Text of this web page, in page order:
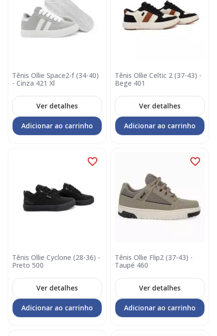
Tênis Ollie Space2-f (34-40)
- Cinza 421 Xl
Ver detalhes
Adicionar ao carrinho
Tênis Ollie Celtic 2 (37-43) -
Bege 401
Ver detalhes
Adicionar ao carrinho
Tênis Ollie Cyclone (28-36) -
Preto 500
Ver detalhes
Adicionar ao carrinho
Tênis Ollie Flip2 (37-43) -
Taupé 460
Ver detalhes
Adicionar ao carrinho